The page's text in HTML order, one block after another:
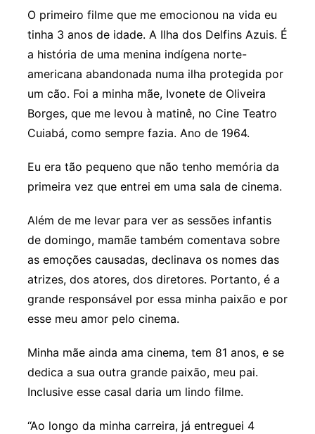
O primeiro filme que me emocionou na vida eu
tinha 3 anos de idade. A Ilha dos Delfins Azuis. É
a história de uma menina indígena norte-
americana abandonada numa ilha protegida por
um cão. Foi a minha mãe, Ivonete de Oliveira
Borges, que me levou à matinê, no Cine Teatro
Cuiabá, como sempre fazia. Ano de 1964.
Eu era tão pequeno que não tenho memória da
primeira vez que entrei em uma sala de cinema.
Além de me levar para ver as sessões infantis
de domingo, mamãe também comentava sobre
as emoções causadas, declinava os nomes das
atrizes, dos atores, dos diretores. Portanto, é a
grande responsável por essa minha paixão e por
esse meu amor pelo cinema.
Minha mãe ainda ama cinema, tem 81 anos, e se
dedica a sua outra grande paixão, meu pai.
Inclusive esse casal daria um lindo filme.
“Ao longo da minha carreira, já entreguei 4